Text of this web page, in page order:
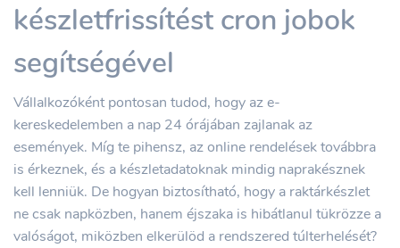
készletfrissítést cron jobok
segítségével
Vállalkozóként pontosan tudod, hogy az e-
kereskedelemben a nap 24 órájában zajlanak az
események. Míg te pihensz, az online rendelések továbbra
is érkeznek, és a készletadatoknak mindig naprakésznek
kell lenniük. De hogyan biztosítható, hogy a raktárkészlet
ne csak napközben, hanem éjszaka is hibátlanul tükrözze a
valóságot, miközben elkerülöd a rendszered túlterhelését?